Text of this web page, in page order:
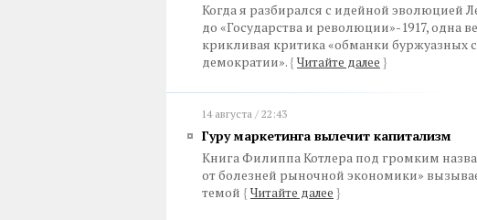
Когда я разбирался с идейной эволюцией
до «Государства и революции»-1917, одна
крикливая критика «обманки буржуазных
демократии». { Читайте далее }
14 августа / 22:43
Гуру маркетинга вылечит капитализм
Книга Филиппа Котлера под громким
от болезней рыночной экономики»
темой { Читайте далее }